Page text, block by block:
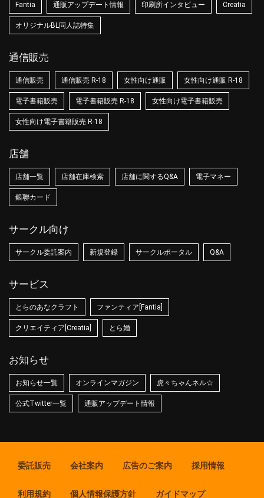
Fantia 通販アップデート情報 印刷所インタビュー Creatia
オリジナルBL同人誌特集
通信販売
通信販売 通信販売 R-18 女性向け通販 女性向け通販 R-18
電子書籍販売 電子書籍販売 R-18 女性向け電子書籍販売
女性向け電子書籍販売 R-18
店舗
店舗一覧 店舗在庫検索 店舗に関するQ&A 電子マネー
銀聯カード
サークル向け
サークル委託案内 新規登録 サークルポータル Q&A
サービス
とらのあなクラフト ファンティア[Fantia]
クリエイティア[Creatia] とら婚
お知らせ
お知らせ一覧 オンラインマガジン 虎々ちゃんネル☆
公式Twitter一覧 通販アップデート情報
委託販売 会社案内 広告のご案内 採用情報
利用規約 個人情報保護方針 ガイドマップ